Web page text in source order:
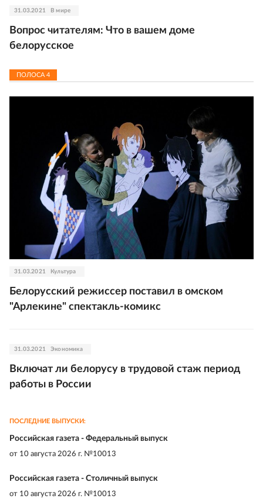
31.03.2021 В мире
Вопрос читателям: Что в вашем доме
белорусское
ПОЛОСА 4
31.03.2021 Культура
Белорусский режиссер поставил в омском
"Арлекине" спектакль-комикс
31.03.2021 Экономика
Включат ли белорусу в трудовой стаж период
работы в России
ПОСЛЕДНИЕ ВЫПУСКИ:
Российская газета - Федеральный выпуск
от 10 августа 2026 г. №10013
Российская газета - Столичный выпуск
от 10 августа 2026 г. №10013